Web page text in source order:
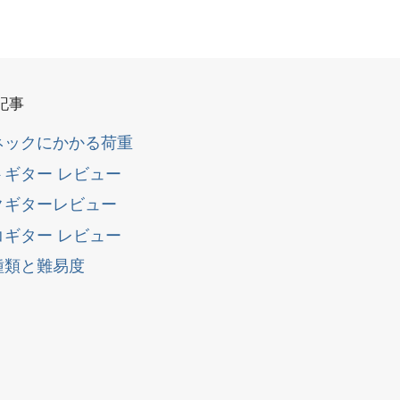
事
クにかかる荷重
ター レビュー
ターレビュー
ター レビュー
と難易度